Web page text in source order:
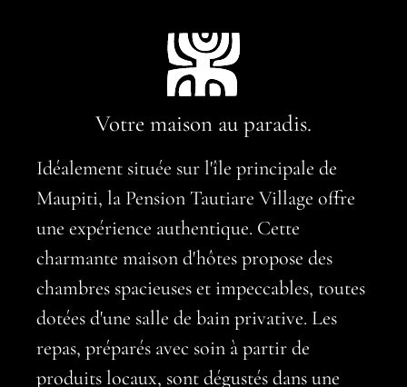
Votre maison au paradis.
Idéalement située sur l'île principale de
Maupiti, la Pension Tautiare Village offre
une expérience authentique. Cette
charmante maison d'hôtes propose des
chambres spacieuses et impeccables, toutes
dotées d'une salle de bain privative. Les
repas, préparés avec soin à partir de
produits locaux, sont dégustés dans une